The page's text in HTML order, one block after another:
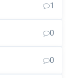
1
0
0